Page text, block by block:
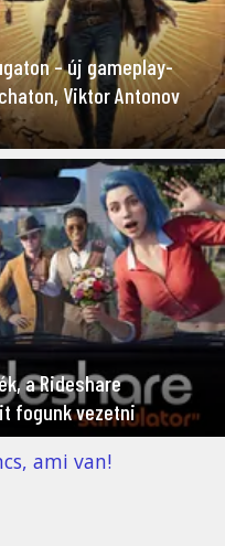
– új gameplay-
Viktor Antonov
a Rideshare
fogunk vezetni